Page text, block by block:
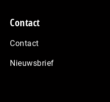
Contact
Contact
Nieuwsbrief